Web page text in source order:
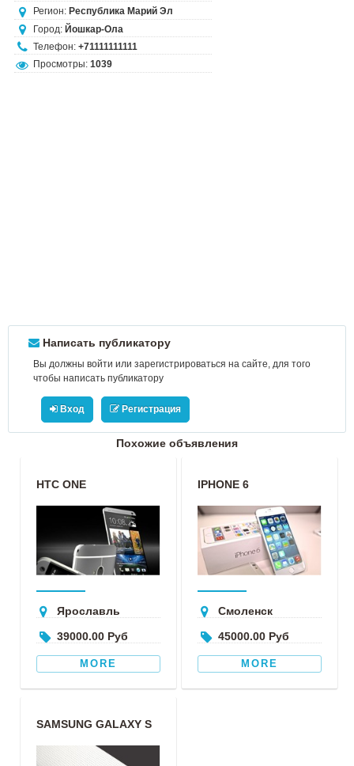
Регион: Республика Марий Эл
Город: Йошкар-Ола
Телефон: +71111111111
Просмотры: 1039
Написать публикатору
Вы должны войти или зарегистрироваться на сайте, для того
чтобы написать публикатору
Вход Регистрация
Похожие объявления
HTC ONE
Ярославль
39000.00 Руб
MORE
IPHONE 6
Смоленск
45000.00 Руб
MORE
SAMSUNG GALAXY S